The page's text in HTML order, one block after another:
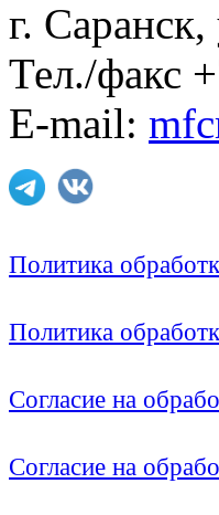
г.
Тел./факс
E-mail:
Политика
Политика
Согласие на
Согласие на